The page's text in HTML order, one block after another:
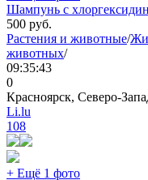
Шампунь с
500 руб.
Растения и животные/
животных/
09:35:43
0
Красноярск, Северо-
Li.lu
108
+ Ещё 1 фото